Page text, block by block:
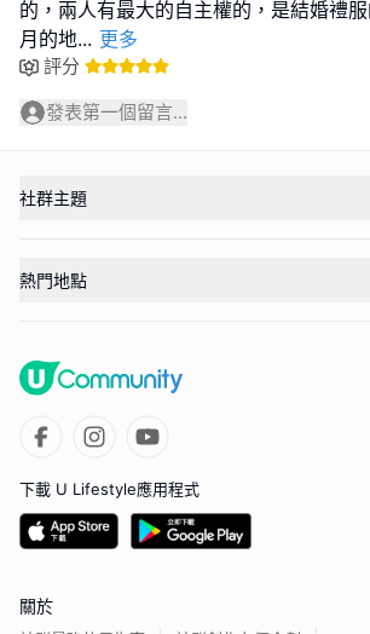
的，兩人有最大的自主權的，是結婚禮
月的地... 更多
評分
發表第一個留言...
社群主題
熱門地點
下載 U Lifestyle應用程式
關於